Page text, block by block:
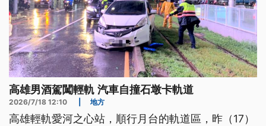
高雄男酒駕闖輕軌 汽車自撞石墩卡軌道
2026/7/18 12:10 地方
高雄輕軌愛河之心站，順行月台的軌道區，昨（17）